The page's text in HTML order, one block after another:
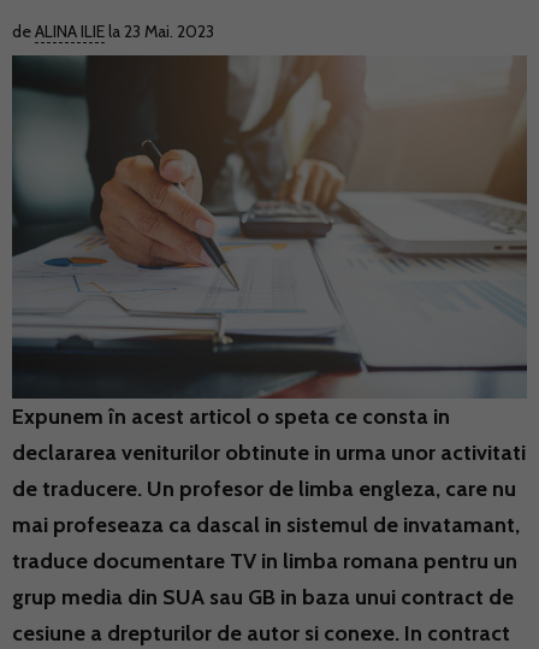
deALINA ILIE la 23 Mai. 2023
Expunem în acest articol o speta ce consta in
declararea veniturilor obtinute in urma unor activitati
de traducere. Un profesor de limba engleza, care nu
mai profeseaza ca dascal in sistemul de invatamant,
traduce documentare TV in limba romana pentru un
grup media din SUA sau GB in baza unui contract de
cesiune a drepturilor de autor si conexe. In contract